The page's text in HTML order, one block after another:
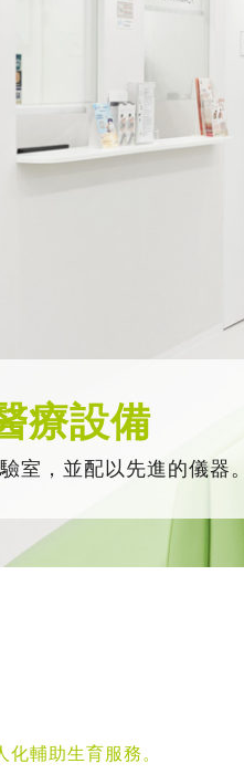
療設備
室，並配以先進的儀器。
輔助生育服務。